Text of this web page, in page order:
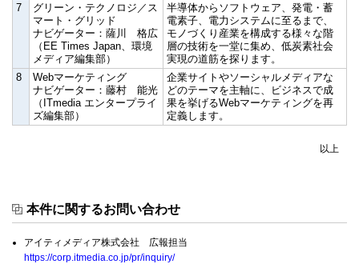
7
グリーン・テクノロジ／ス
マート・グリッド
ナビゲーター：薩川 格広
（EE Times Japan、環境
メディア編集部）
半導体からソフトウェア、発電・蓄
電素子、電力システムに至るまで、
モノづくり産業を構成する様々な階
層の技術を一堂に集め、低炭素社会
実現の道筋を探ります。
8
Webマーケティング
ナビゲーター：藤村 能光
（ITmedia エンタープライ
ズ編集部）
企業サイトやソーシャルメディアな
どのテーマを主軸に、ビジネスで成
果を挙げるWebマーケティングを再
定義します。
以上
本件に関するお問い合わせ
アイティメディア株式会社 広報担当
https://corp.itmedia.co.jp/pr/inquiry/